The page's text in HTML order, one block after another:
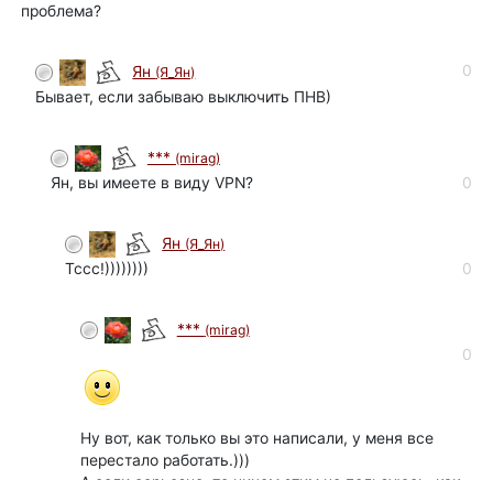
проблема?
Ян (Я_Ян)
0
Бывает, если забываю выключить ПНВ)
*** (mirag)
0
Ян, вы имеете в виду VPN?
Ян (Я_Ян)
0
Тссс!))))))))
*** (mirag)
0
Ну вот, как только вы это написали, у меня все
перестало работать.)))